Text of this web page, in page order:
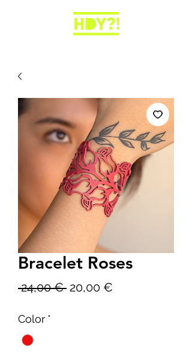
Bracelet Roses
24,00 € Precio
20,00 €
Color *